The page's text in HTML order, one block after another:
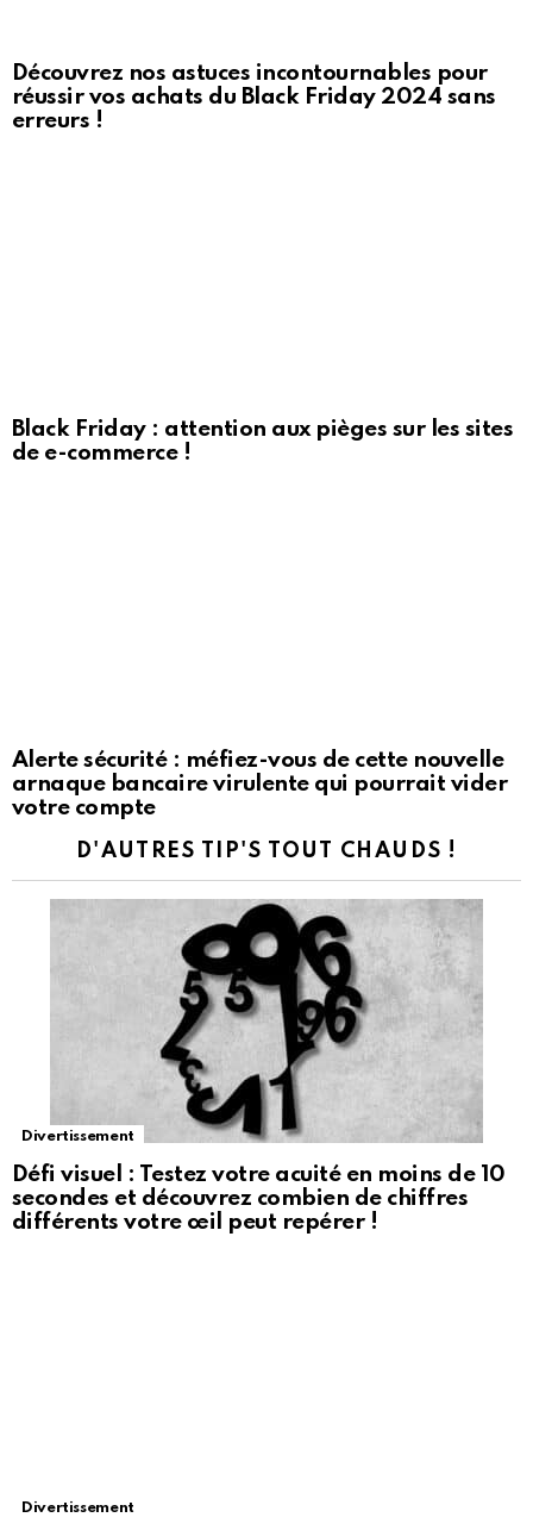
Découvrez nos astuces incontournables pour
réussir vos achats du Black Friday 2024 sans
erreurs !
Black Friday : attention aux pièges sur les sites
de e-commerce !
Alerte sécurité : méfiez-vous de cette nouvelle
arnaque bancaire virulente qui pourrait vider
votre compte
D'AUTRES TIP'S TOUT CHAUDS !
Divertissement
Défi visuel : Testez votre acuité en moins de 10
secondes et découvrez combien de chiffres
différents votre œil peut repérer !
Divertissement